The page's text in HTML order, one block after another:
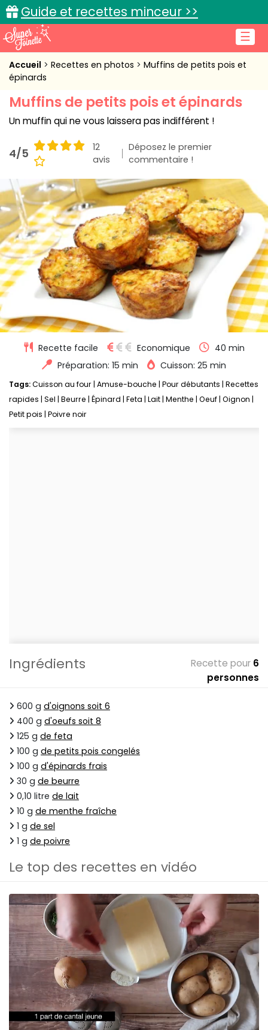
☰
Guide et recettes minceur >>
Accueil
Cuisine pratique
L'actu cuisine
Connexion
Accueil Recettes en photos
Muffins de petits pois et
épinards
Muffins de petits pois et épinards
Un muffin qui ne vous laissera pas indifférent !
4/5
12
avis
Déposez le premier
commentaire !
Recette facile Economique
40 min
Préparation: 15 min
Cuisson: 25 min
Tags:Cuisson au four Amuse-bouche Pour débutants Recettes
rapides Sel Beurre Épinard Feta Lait Menthe Oeuf Oignon
Petit pois Poivre noir
Ingrédients Recette pour 6
personnes
600 g d'oignons soit 6
400 g d'oeufs soit 8
125 g de feta
100 g de petits pois congelés
100 g d'épinards frais
30 g de beurre
0,10 litre de lait
10 g de menthe fraîche
1 g de sel
1 g de poivre
Le top des recettes en vidéo